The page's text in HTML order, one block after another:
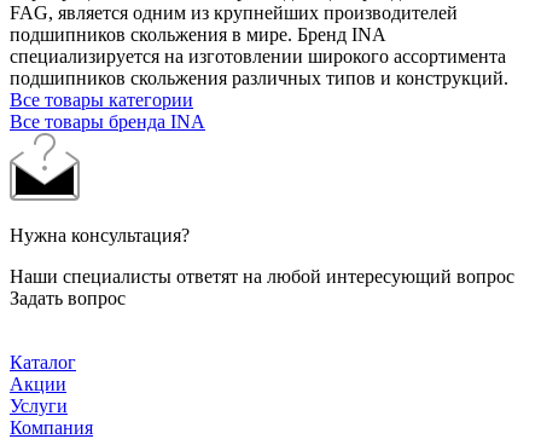
FAG, является одним из крупнейших производителей
подшипников скольжения в мире. Бренд INA
специализируется на изготовлении широкого ассортимента
подшипников скольжения различных типов и конструкций.
Все товары категории
Все товары бренда INA
Нужна консультация?
Наши специалисты ответят на любой интересующий вопрос
Задать вопрос
Каталог
Акции
Услуги
Компания